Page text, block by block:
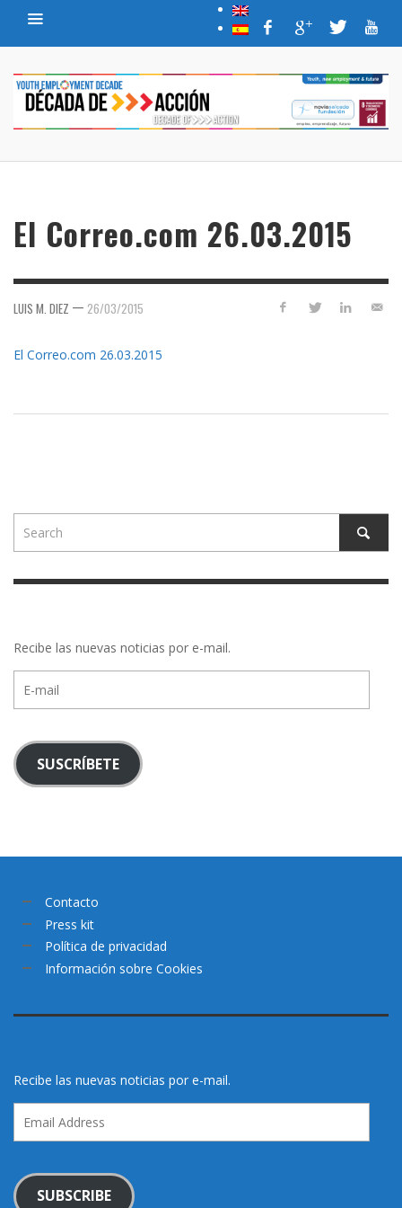
El Correo.com 26.03.2015
LUIS M. DIEZ — 26/03/2015
El Correo.com 26.03.2015
Recibe las nuevas noticias por e-mail.
mail
SUSCRÍBETE
Contacto
Press kit
Política de privacidad
Información sobre Cookies
Recibe las nuevas noticias por e-mail.
Address
SUBSCRIBE